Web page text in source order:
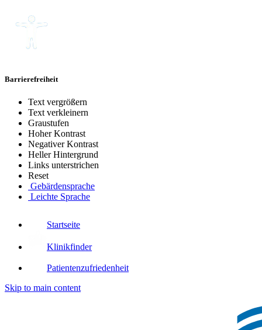
Barrierefreiheit
Text vergrößern
Text verkleinern
Graustufen
Hoher Kontrast
Negativer Kontrast
Heller Hintergrund
Links unterstrichen
Reset
Gebärdensprache
Leichte Sprache
Startseite
Klinikfinder
Patientenzufriedenheit
Skip to main content